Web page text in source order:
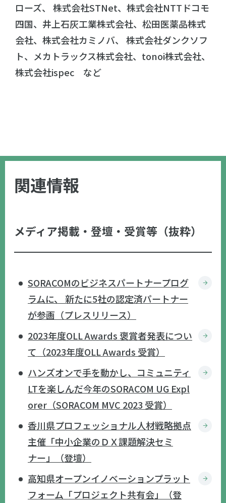
ローズ、 株式会社STNet、株式会社NTTドコモ
四国、井上石灰工業株式会社、松田医薬品株式
会社、株式会社カミノバ、 株式会社ダンクソフ
ト、メカトラックス株式会社、tonoi株式会社、
株式会社ispec など
関連情報
メディア掲載・登壇・受賞等（抜粋）
SORACOMのビジネスパートナープログ
ラムに、 新たに5社の認定済パートナー
が参画（プレスリリース）
2023年度OLL Awards 褒賞者発表につい
て（2023年度OLL Awards 受賞）
ハンズオンで手を動かし、コミュニティ
LTを楽しんだ今年のSORACOM UG Expl
orer（SORACOM MVC 2023 受賞）
香川県プロフェッショナル人材戦略拠点
主催「中小企業のＤＸ課題解決セミ
ナー」（登壇）
高知県オープンイノベーションプラット
フォーム「プロジェクト共有会」（登